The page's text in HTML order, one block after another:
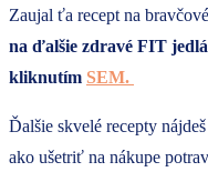
Zaujal ťa recept na
na ďalšie zdravé FIT
kliknutím SEM.
Ďalšie skvelé recepty nájdeš
ako ušetriť na nákupe